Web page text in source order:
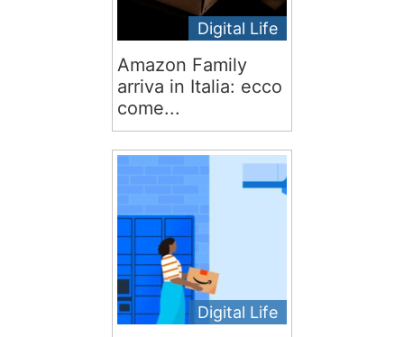
Digital Life
Amazon Family
arriva in Italia: ecco
come...
Digital Life